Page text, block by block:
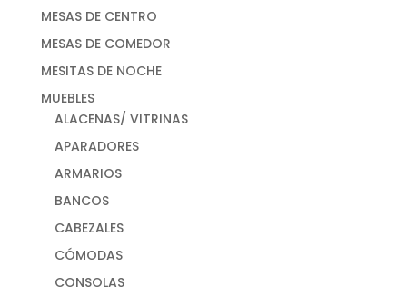
MESAS DE CENTRO
MESAS DE COMEDOR
MESITAS DE NOCHE
MUEBLES
ALACENAS/ VITRINAS
APARADORES
ARMARIOS
BANCOS
CABEZALES
CÓMODAS
CONSOLAS